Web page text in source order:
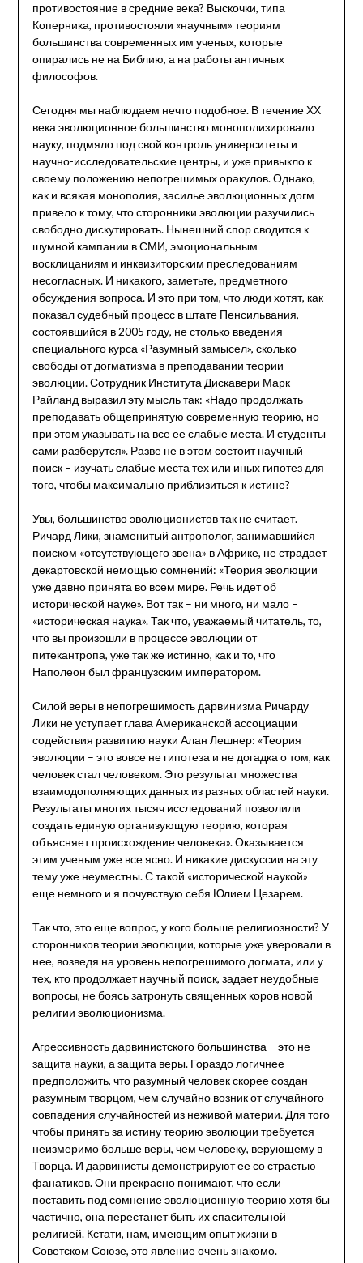
противостояние в средние века? Выскочки, типа
Коперника, противостояли «научным» теориям
большинства современных им ученых, которые
опирались не на Библию, а на работы античных
философов.
Сегодня мы наблюдаем нечто подобное. В течение ХХ
века эволюционное большинство монополизировало
науку, подмяло под свой контроль университеты и
научно-исследовательские центры, и уже привыкло к
своему положению непогрешимых оракулов. Однако,
как и всякая монополия, засилье эволюционных догм
привело к тому, что сторонники эволюции разучились
свободно дискутировать. Нынешний спор сводится к
шумной кампании в СМИ, эмоциональным
восклицаниям и инквизиторским преследованиям
несогласных. И никакого, заметьте, предметного
обсуждения вопроса. И это при том, что люди хотят, как
показал судебный процесс в штате Пенсильвания,
состоявшийся в 2005 году, не столько введения
специального курса «Разумный замысел», сколько
свободы от догматизма в преподавании теории
эволюции. Сотрудник Института Дискавери Марк
Райланд выразил эту мысль так: «Надо продолжать
преподавать общепринятую современную теорию, но
при этом указывать на все ее слабые места. И студенты
сами разберутся». Разве не в этом состоит научный
поиск – изучать слабые места тех или иных гипотез для
того, чтобы максимально приблизиться к истине?
Увы, большинство эволюционистов так не считает.
Ричард Лики, знаменитый антрополог, занимавшийся
поиском «отсутствующего звена» в Африке, не страдает
декартовской немощью сомнений: «Теория эволюции
уже давно принята во всем мире. Речь идет об
исторической науке». Вот так – ни много, ни мало –
«историческая наука». Так что, уважаемый читатель, то,
что вы произошли в процессе эволюции от
питекантропа, уже так же истинно, как и то, что
Наполеон был французским императором.
Силой веры в непогрешимость дарвинизма Ричарду
Лики не уступает глава Американской ассоциации
содействия развитию науки Алан Лешнер: «Теория
эволюции – это вовсе не гипотеза и не догадка о том, как
человек стал человеком. Это результат множества
взаимодополняющих данных из разных областей науки.
Результаты многих тысяч исследований позволили
создать единую организующую теорию, которая
объясняет происхождение человека». Оказывается
этим ученым уже все ясно. И никакие дискуссии на эту
тему уже неуместны. С такой «исторической наукой»
еще немного и я почувствую себя Юлием Цезарем.
Так что, это еще вопрос, у кого больше религиозности? У
сторонников теории эволюции, которые уже уверовали в
нее, возведя на уровень непогрешимого догмата, или у
тех, кто продолжает научный поиск, задает неудобные
вопросы, не боясь затронуть священных коров новой
религии эволюционизма.
Агрессивность дарвинистского большинства – это не
защита науки, а защита веры. Гораздо логичнее
предположить, что разумный человек скорее создан
разумным творцом, чем случайно возник от случайного
совпадения случайностей из неживой материи. Для того
чтобы принять за истину теорию эволюции требуется
неизмеримо больше веры, чем человеку, верующему в
Творца. И дарвинисты демонстрируют ее со страстью
фанатиков. Они прекрасно понимают, что если
поставить под сомнение эволюционную теорию хотя бы
частично, она перестанет быть их спасительной
религией. Кстати, нам, имеющим опыт жизни в
Советском Союзе, это явление очень знакомо.